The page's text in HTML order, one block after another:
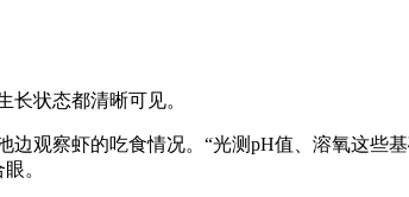
长状态都清晰可见。
观察虾的吃食情况。“光测pH值、溶氧这些
。